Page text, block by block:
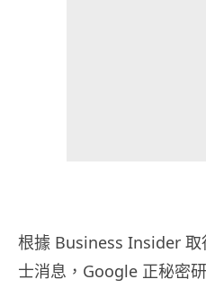
根據 Business Insider 取
士消息，Google 正秘密